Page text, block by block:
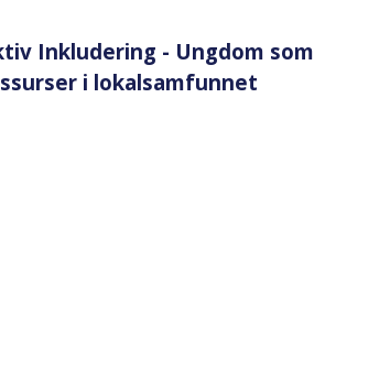
Inkludering - Ungdom som
i lokalsamfunnet